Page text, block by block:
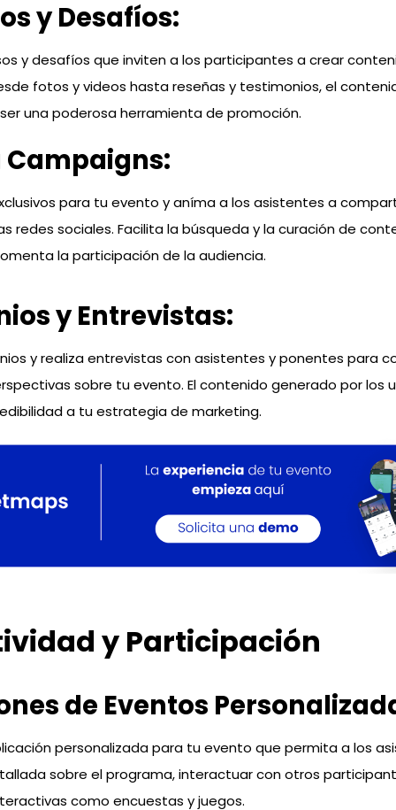
y Desafíos:
y desafíos que inviten a los participantes a crear
fotos y videos hasta reseñas y testimonios, el
una poderosa herramienta de promoción.
para tu evento y aníma a los asistentes a
redes sociales. Facilita la búsqueda y la curación de
la participación de la audiencia.
y Entrevistas:
y realiza entrevistas con asistentes y ponentes para
sobre tu evento. El contenido generado por los
a tu estrategia de marketing.
y Participación
de Eventos
personalizada para tu evento que permita a los
sobre el programa, interactuar con otros
como encuestas y juegos.